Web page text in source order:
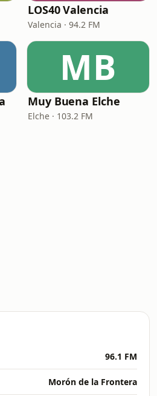
LOS40 Valencia
Valencia · 94.2 FM
MB
Muy Buena Elche
Elche · 103.2 FM
96.1 FM
Morón de la Frontera